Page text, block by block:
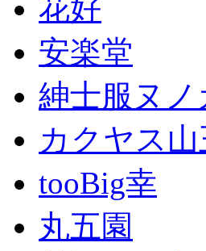
花好
安楽堂
紳士服ヌノ
カクヤス
tooBig幸
丸五園